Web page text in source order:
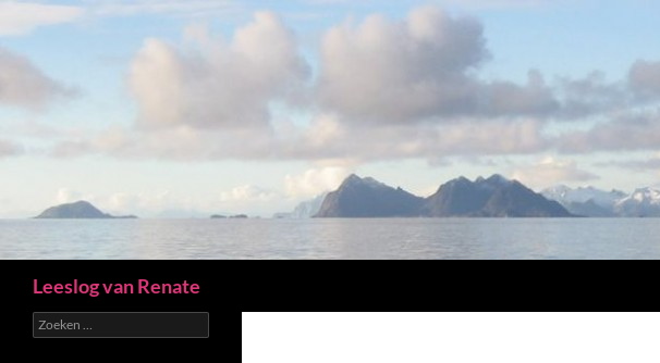
Leeslog van Renate
Zoeken
naar: